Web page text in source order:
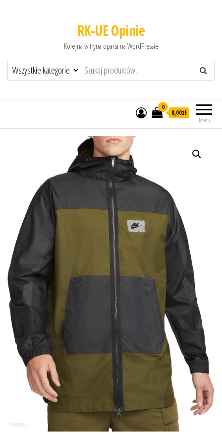
RK-UE Opinie
Kolejna witryna oparta na WordPressie
Menu
0
0,00zł